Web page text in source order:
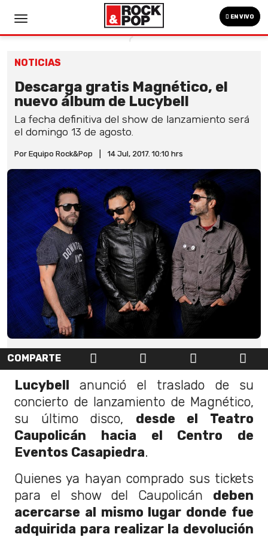
EN VIVO
NOTICIAS
Descarga gratis Magnético, el
nuevo álbum de Lucybell
La fecha definitiva del show de lanzamiento será
el domingo 13 de agosto.
Por Equipo Rock&Pop 14 Jul, 2017. 10:10 hrs
COMPARTE
Lucybell anunció el traslado de su
concierto de lanzamiento de Magnético,
su último disco, desde el Teatro
Caupolicán hacia el Centro de
Eventos Casapiedra.
Quienes ya hayan comprado sus tickets
para el show del Caupolicán deben
acercarse al mismo lugar donde fue
adquirida para realizar la devolución